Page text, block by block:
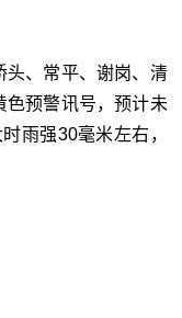
头、常平、谢岗、清
色预警讯号，预计未
雨强30毫米左右，